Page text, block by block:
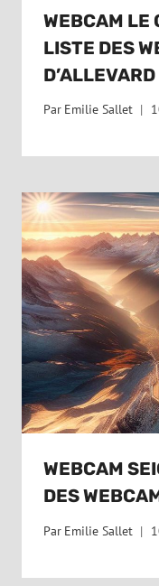
WEBCAM LE
LISTE DES
D’ALLEVARD
Par Emilie Sallet
WEBCAM
DES
Par Emilie Sallet